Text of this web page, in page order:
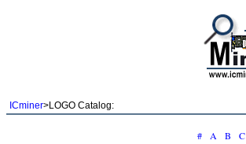
ICminer>LOGO Catalog:
# A B C